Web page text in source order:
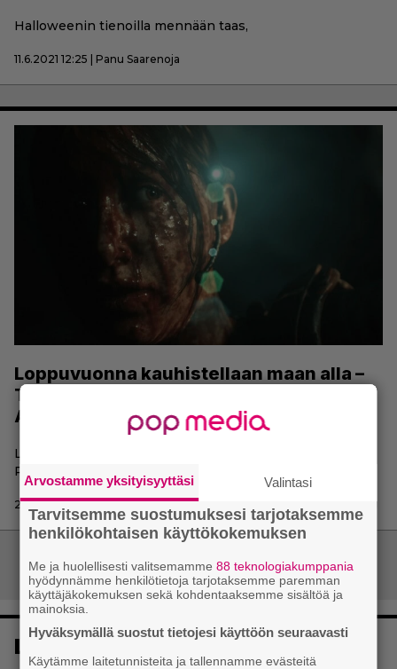
Halloweenin tienoilla mennään taas,
11.6.2021 12:25 | Panu Saarenoja
Loppuvuonna kauhistellaan maan alla –
The Dark Pictures Anthology: House of
Ashes esiteltiin pelikuvan kera
Loppuvuodesta puntit tutisevat kolmannen The Dark
Pictures -pelin merkeissä.
28.5.2021 13:13 | Panu Saarenoja
Artikkelien
selaus
Vanhemmat artikkelit
Luetuimmat
Arvostamme yksityisyyttäsi Valintasi
Tarvitsemme suostumuksesi tarjotaksemme
henkilökohtaisen käyttökokemuksen
Me ja huolellisesti valitsemamme88 teknologiakumppania
hyödynnämme henkilötietoja tarjotaksemme paremman
käyttäjäkokemuksen sekä kohdentaaksemme sisältöä ja
mainoksia.
Hyväksymällä suostut tietojesi käyttöön seuraavasti
Käytämme laitetunnisteita ja tallennamme evästeitä